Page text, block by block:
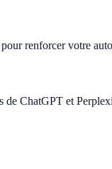
renforcer votre
ChatGPT et